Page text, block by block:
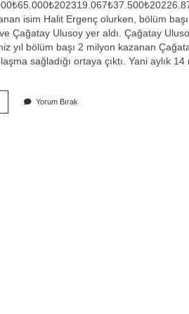
isim Halit Ergenç olurken, bölüm
ve Çağatay Ulusoy yer aldı. Çağatay
yıl bölüm başı 2 milyon kazanan
sağladığı ortaya çıktı. Yani aylık
Yorum Bırak